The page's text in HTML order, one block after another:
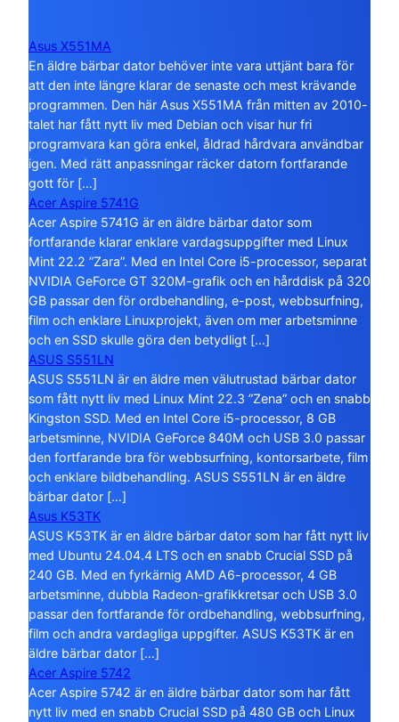
Asus X551MA
En äldre bärbar dator behöver inte vara uttjänt bara för
att den inte längre klarar de senaste och mest krävande
programmen. Den här Asus X551MA från mitten av 2010-
talet har fått nytt liv med Debian och visar hur fri
programvara kan göra enkel, åldrad hårdvara användbar
igen. Med rätt anpassningar räcker datorn fortfarande
gott för […]
Acer Aspire 5741G
Acer Aspire 5741G är en äldre bärbar dator som
fortfarande klarar enklare vardagsuppgifter med Linux
Mint 22.2 ”Zara”. Med en Intel Core i5-processor, separat
NVIDIA GeForce GT 320M-grafik och en hårddisk på 320
GB passar den för ordbehandling, e-post, webbsurfning,
film och enklare Linuxprojekt, även om mer arbetsminne
och en SSD skulle göra den betydligt […]
ASUS S551LN
ASUS S551LN är en äldre men välutrustad bärbar dator
som fått nytt liv med Linux Mint 22.3 ”Zena” och en snabb
Kingston SSD. Med en Intel Core i5-processor, 8 GB
arbetsminne, NVIDIA GeForce 840M och USB 3.0 passar
den fortfarande bra för webbsurfning, kontorsarbete, film
och enklare bildbehandling. ASUS S551LN är en äldre
bärbar dator […]
Asus K53TK
ASUS K53TK är en äldre bärbar dator som har fått nytt liv
med Ubuntu 24.04.4 LTS och en snabb Crucial SSD på
240 GB. Med en fyrkärnig AMD A6-processor, 4 GB
arbetsminne, dubbla Radeon-grafikkretsar och USB 3.0
passar den fortfarande för ordbehandling, webbsurfning,
film och andra vardagliga uppgifter. ASUS K53TK är en
äldre bärbar dator […]
Acer Aspire 5742
Acer Aspire 5742 är en äldre bärbar dator som har fått
nytt liv med en snabb Crucial SSD på 480 GB och Linux